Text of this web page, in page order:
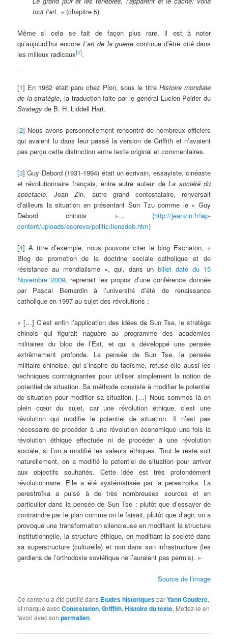
tout l’art. » (chapitre 5)
Même si cela se fait de façon plus rare, il est à noter
qu’aujourd’hui encore L’art de la guerre continue d’être cité dans
les milieux radicaux[4].
[1] En 1962 était paru chez Plon, sous le titre Histoire mondiale
de la stratégie, la traduction faite par le général Lucien Poirier du
Strategy de B. H. Liddell Hart.
[2] Nous avons personnellement rencontré de nombreux officiers
qui avaient lu dans leur passé la version de Griffith et n’avaient
pas perçu cette distinction entre texte original et commentaires.
[3] Guy Debord (1931-1994) était un écrivain, essayiste, cinéaste
et révolutionnaire français, entre autre auteur deLa société du
spectacle.
Jean Zin, autre grand contestataire, renversait
d’ailleurs la situation en présentant Sun Tzu comme le « Guy
Debord chinois »… (http://jeanzin.fr/wp-
content/uploads/ecorevo/politic/liensdeb.htm)
[4] A titre d’exemple, nous pouvons citer le blog Eschaton, «
Blog de promotion de la doctrine sociale catholique et de
résistance au mondialisme », qui, dans unbillet daté du 15
Novembre 2009, reprenait les propos d’une conférence donnée
par Pascal Bernardin à l’université d’été de renaissance
catholique en 1997 au sujet des révolutions :
« […] C’est enfin l’application des idées de Sun Tse, le stratège
chinois qui figurait naguère au programme des académies
militaires du bloc de l’Est, et qui a développé une pensée
extrêmement profonde. La pensée de Sun Tse, la pensée
militaire chinoise, qui s’inspire du taoïsme, refuse elle aussi les
techniques contraignantes pour utiliser simplement la notion de
potentiel de situation. Sa méthode consiste à modifier le potentiel
de situation pour modifier sa situation. […] Nous sommes là en
plein cœur du sujet, car une révolution éthique, c’est une
révolution qui modifie le potentiel de situation. Il n’est pas
nécessaire de procéder à une révolution économique une fois la
révolution éthique effectuée ni de procéder à une révolution
sociale, si l’on a modifié les valeurs éthiques. Tout le reste suit
naturellement, on a modifié le potentiel de situation pour arriver
aux objectifs souhaités. Cette idée est très profondément
révolutionnaire. Elle a été systématisée par la perestroïka. La
perestroïka a puisé à de très nombreuses sources et en
particulier dans la pensée de Sun Tse : plutôt que d’essayer de
contraindre par le plan comme on le faisait, plutôt que d’agir, on a
provoqué une transformation silencieuse en modifiant la structure
institutionnelle, la structure éthique, en modifiant la société dans
sa superstructure (culturelle) et non dans son infrastructure (les
gardiens de l’orthodoxie soviétique ne l’auraient pas permis). »
Source de l’image
Ce contenu a été publié dans Etudes historiquesparYann Couderc,
et marqué avecContestation,Griffith,Histoire du texte. Mettez-le en
favori avec sonpermalien.